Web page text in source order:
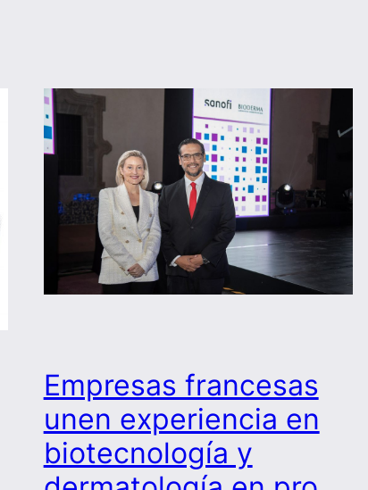
Empresas francesas
unen experiencia en
biotecnología y